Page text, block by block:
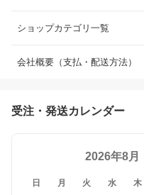
ショップカテゴリ一覧
会社概要（支払・配送方法）
受注・発送カレンダー
2026年8月
日 月 火 水 木